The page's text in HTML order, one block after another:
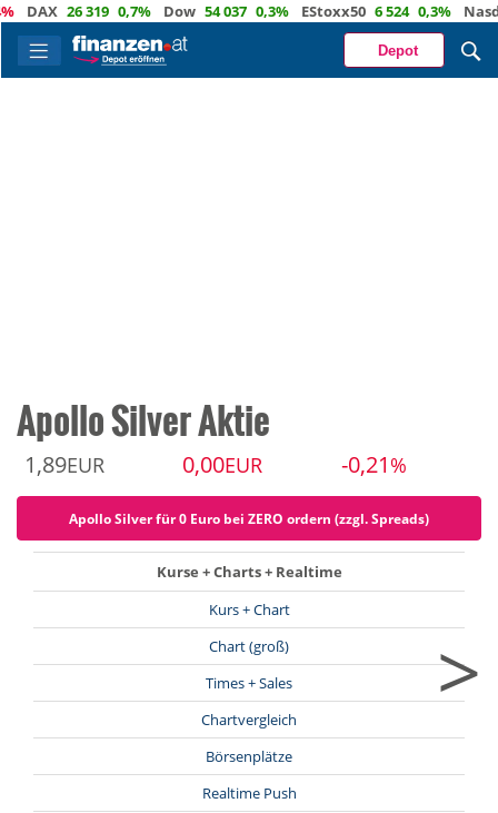
26 319 0,7% Dow 54 037 0,3% EStoxx50 6 524 0,3% Nasdaq
Depot
Apollo Silver Aktie
1,89EUR 0,00EUR -0,21 %
Apollo Silver für 0 Euro bei ZERO ordern (zzgl. Spreads)
Kurse + Charts + Realtime
Kurs + Chart
Chart (groß)
Times + Sales
Chartvergleich
Börsenplätze
Realtime Push
>